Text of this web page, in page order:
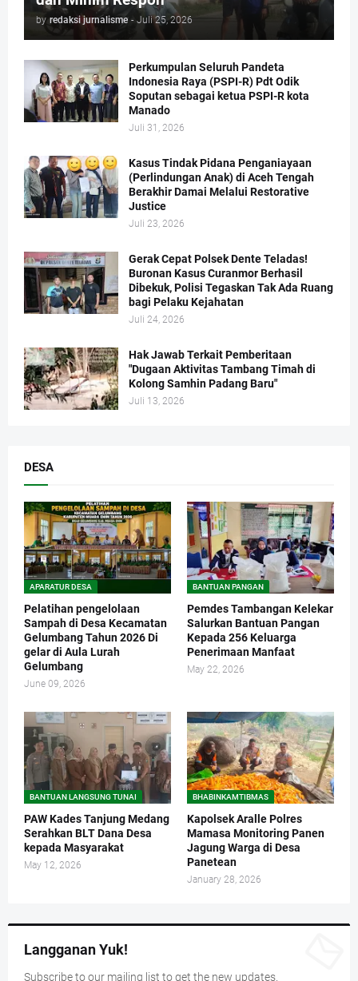
by redaksi jurnalisme - Juli 25, 2026
Perkumpulan Seluruh Pandeta
Indonesia Raya (PSPI-R) Pdt Odik
Soputan sebagai ketua PSPI-R kota
Manado
Juli 31, 2026
Kasus Tindak Pidana Penganiayaan
(Perlindungan Anak) di Aceh Tengah
Berakhir Damai Melalui Restorative
Justice
Juli 23, 2026
Gerak Cepat Polsek Dente Teladas!
Buronan Kasus Curanmor Berhasil
Dibekuk, Polisi Tegaskan Tak Ada Ruang
bagi Pelaku Kejahatan
Juli 24, 2026
Hak Jawab Terkait Pemberitaan
"Dugaan Aktivitas Tambang Timah di
Kolong Samhin Padang Baru"
Juli 13, 2026
DESA
APARATUR DESA
Pelatihan pengelolaan
Sampah di Desa Kecamatan
Gelumbang Tahun 2026 Di
gelar di Aula Lurah
Gelumbang
June 09, 2026
BANTUAN PANGAN
Pemdes Tambangan Kelekar
Salurkan Bantuan Pangan
Kepada 256 Keluarga
Penerimaan Manfaat
May 22, 2026
BANTUAN LANGSUNG TUNAI
PAW Kades Tanjung Medang
Serahkan BLT Dana Desa
kepada Masyarakat
May 12, 2026
BHABINKAMTIBMAS
Kapolsek Aralle Polres
Mamasa Monitoring Panen
Jagung Warga di Desa
Panetean
January 28, 2026
Langganan Yuk!
Subscribe to our mailing list to get the new updates.